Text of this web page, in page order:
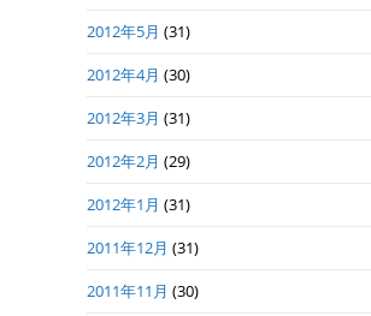
2012年5月 (31)
2012年4月 (30)
2012年3月 (31)
2012年2月 (29)
2012年1月 (31)
2011年12月 (31)
2011年11月 (30)